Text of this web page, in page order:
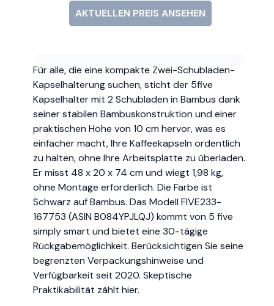
AKTUELLEN PREIS ANSEHEN
Für alle, die eine kompakte Zwei-Schubladen-
Kapselhalterung suchen, sticht der 5five
Kapselhalter mit 2 Schubladen in Bambus dank
seiner stabilen Bambuskonstruktion und einer
praktischen Höhe von 10 cm hervor, was es
einfacher macht, Ihre Kaffeekapseln ordentlich
zu halten, ohne Ihre Arbeitsplatte zu überladen.
Er misst 48 x 20 x 74 cm und wiegt 1,98 kg,
ohne Montage erforderlich. Die Farbe ist
Schwarz auf Bambus. Das Modell FIVE233-
167753 (ASIN B084YPJLQJ) kommt von 5 five
simply smart und bietet eine 30-tägige
Rückgabemöglichkeit. Berücksichtigen Sie seine
begrenzten Verpackungshinweise und
Verfügbarkeit seit 2020. Skeptische
Praktikabilität zählt hier.